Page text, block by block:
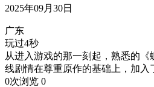
2025年09月30日
广东
玩过4秒
从进入游戏的那一刻起，熟悉的
线剧情在尊重原作的基础上，加入
0次浏览 0